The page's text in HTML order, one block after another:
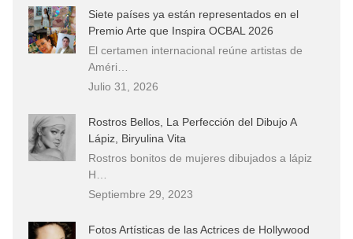
Siete países ya están representados en el
Premio Arte que Inspira OCBAL 2026
El certamen internacional reúne artistas de
Améri…
Julio 31, 2026
Rostros Bellos, La Perfección del Dibujo A
Lápiz, Biryulina Vita
Rostros bonitos de mujeres dibujados a lápiz
H…
Septiembre 29, 2023
Fotos Artísticas de las Actrices de Hollywood